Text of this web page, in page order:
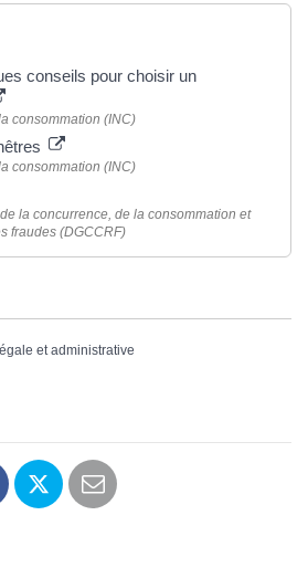
conseils pour choisir un
consommation (INC)
consommation (INC)
la concurrence, de la consommation et
fraudes (DGCCRF)
et administrative